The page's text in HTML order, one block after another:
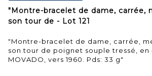
"Montre-bracelet de dame, carrée,
son tour de - Lot 121
"Montre-bracelet de dame, carrée,
son tour de poignet souple tressé, en
MOVADO, vers 1960. Pds: 33 g"